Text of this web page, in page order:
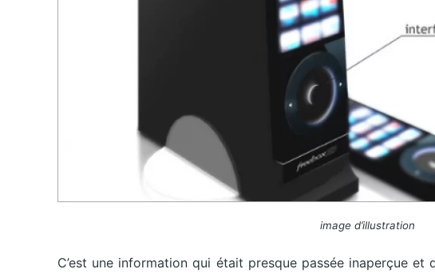
image d’illustration
C’est une information qui était presque passée inaperçue